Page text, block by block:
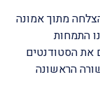
מתוך אמונה
התמחות
את הסטודנטים
הראשונה